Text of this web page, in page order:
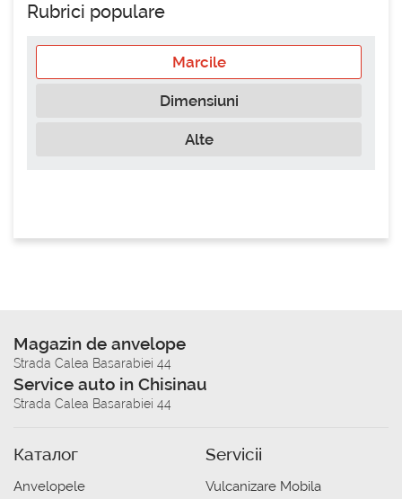
Rubrici populare
Marcile
Dimensiuni
Alte
Magazin de anvelope
Strada Calea Basarabiei 44
Service auto in Chisinau
Strada Calea Basarabiei 44
Каталог
Anvelopele
Servicii
Vulcanizare Mobila